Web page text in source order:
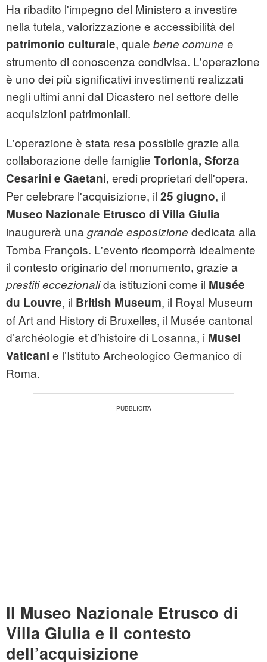
Ha ribadito l'impegno del Ministero a investire
nella tutela, valorizzazione e accessibilità del
patrimonio culturale, quale bene comune e
strumento di conoscenza condivisa. L'operazione
è uno dei più significativi investimenti realizzati
negli ultimi anni dal Dicastero nel settore delle
acquisizioni patrimoniali.
L'operazione è stata resa possibile grazie alla
collaborazione delle famiglie Torlonia, Sforza
Cesarini e Gaetani, eredi proprietari dell'opera.
Per celebrare l'acquisizione, il 25 giugno, il
Museo Nazionale Etrusco di Villa Giulia
inaugurerà una grande esposizione dedicata alla
Tomba François. L'evento ricomporrà idealmente
il contesto originario del monumento, grazie a
prestiti eccezionalida istituzioni come il Musée
du Louvre, il British Museum, il Royal Museum
of Art and History di Bruxelles, il Musée cantonal
d’archéologie et d’histoire di Losanna, i Musei
Vaticani e l’Istituto Archeologico Germanico di
Roma.
Il Museo Nazionale Etrusco di
Villa Giulia e il contesto
dell’acquisizione